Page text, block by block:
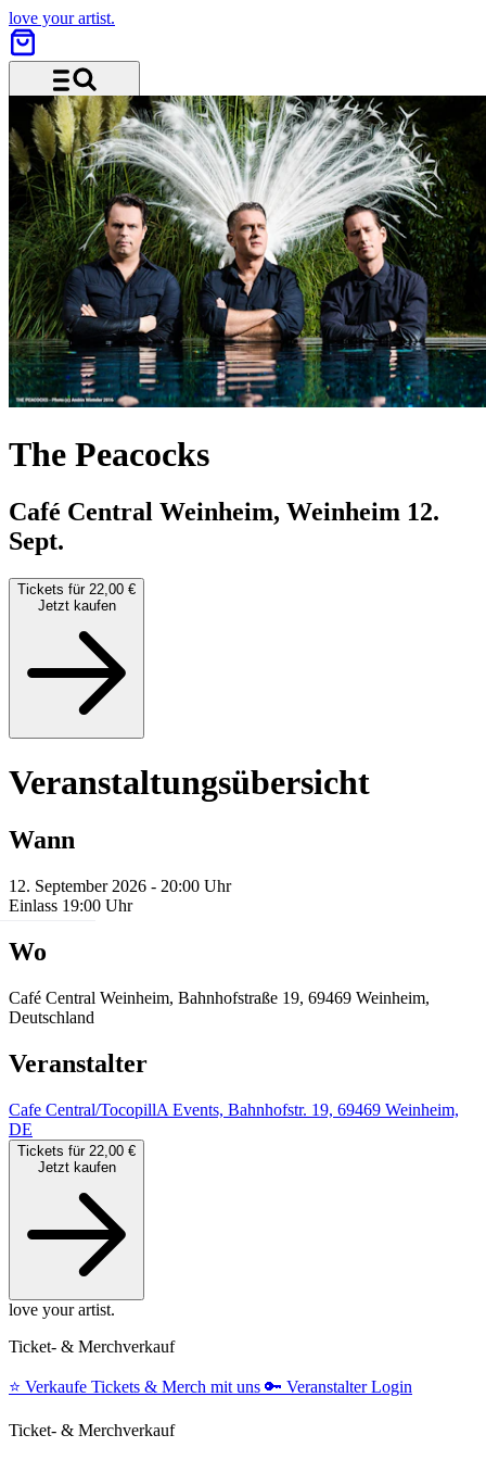
love your artist.
Menü und Suche
The Peacocks
Café Central Weinheim, Weinheim 12.
Sept.
Tickets für 22,00 €
Jetzt kaufen
Veranstaltungsübersicht
Wann
12. September 2026 - 20:00 Uhr
Einlass 19:00 Uhr
Wo
Café Central Weinheim, Bahnhofstraße 19, 69469 Weinheim,
Deutschland
Veranstalter
Cafe Central/TocopillA Events, Bahnhofstr. 19, 69469 Weinheim,
DE
Tickets für 22,00 €
Jetzt kaufen
love your artist.
Ticket- & Merchverkauf
⭐️ Verkaufe Tickets & Merch mit uns 🔑 Veranstalter Login
Ticket- & Merchverkauf